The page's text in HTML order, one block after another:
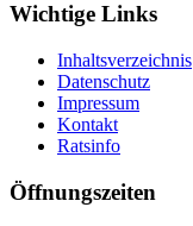
Wichtige Links
Inhaltsverzeichnis
Datenschutz
Impressum
Kontakt
Ratsinfo
Öffnungszeiten